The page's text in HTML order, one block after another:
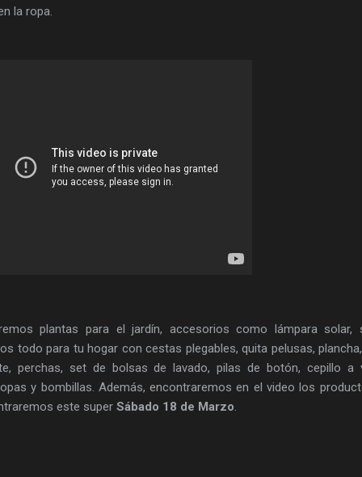
la ropa.
plantas para el jardín, accesorios como lámpara solar,
todo para tu hogar con cestas plegables, quita pelusas,
perchas, set de bolsas de lavado, pilas de botón, cepillo a
y bombillas. Además, encontraremos en el video los
este super Sábado 18 de Marzo